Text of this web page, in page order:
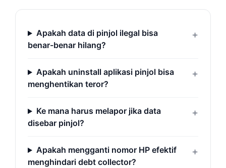
Apakah data di pinjol ilegal bisa
benar-benar hilang?
Apakah uninstall aplikasi pinjol bisa
menghentikan teror?
Ke mana harus melapor jika data
disebar pinjol?
Apakah mengganti nomor HP efektif
menghindari debt collector?